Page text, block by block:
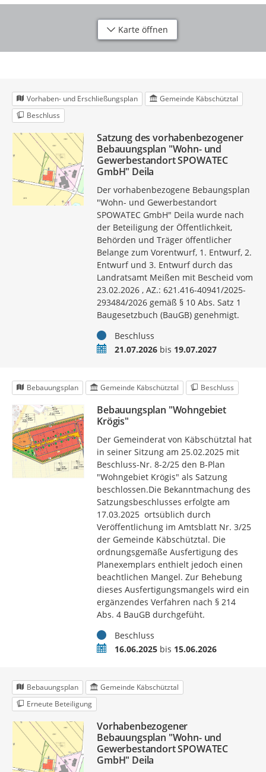
Karte öffnen
Vorhaben- und Erschließungsplan
Gemeinde Käbschütztal
Beschluss
Satzung des vorhabenbezogener
Bebauungsplan "Wohn- und
Gewerbestandort SPOWATEC
GmbH" Deila
Der vorhabenbezogene Bebaungsplan
"Wohn- und Gewerbestandort
SPOWATEC GmbH" Deila wurde nach
der Beteiligung der Öffentlichkeit,
Behörden und Träger öffentlicher
Belange zum Vorentwurf, 1. Entwurf, 2.
Entwurf und 3. Entwurf durch das
Landratsamt Meißen mit Bescheid vom
23.02.2026 , AZ.: 621.416-40941/2025-
293484/2026 gemäß § 10 Abs. Satz 1
Baugesetzbuch (BauGB) genehmigt.
StatusBeschluss
Zeitraum21.07.2026bis 19.07.2027
Bebauungsplan Gemeinde Käbschütztal Beschluss
Bebauungsplan "Wohngebiet
Krögis"
Der Gemeinderat von Käbschütztal hat
in seiner Sitzung am 25.02.2025 mit
Beschluss-Nr. 8-2/25 den B-Plan
"Wohngebiet Krögis" als Satzung
beschlossen.Die Bekanntmachung des
Satzungsbeschlusses erfolgte am
17.03.2025 ortsüblich durch
Veröffentlichung im Amtsblatt Nr. 3/25
der Gemeinde Käbschütztal. Die
ordnungsgemäße Ausfertigung des
Planexemplars enthielt jedoch einen
beachtlichen Mangel. Zur Behebung
dieses Ausfertigungsmangels wird ein
ergänzendes Verfahren nach § 214
Abs. 4 BauGB durchgefüht.
StatusBeschluss
Zeitraum16.06.2025bis 15.06.2026
Bebauungsplan
Gemeinde Käbschütztal
Erneute Beteiligung
Vorhabenbezogener
Bebauungsplan "Wohn- und
Gewerbestandort SPOWATEC
GmbH" Deila